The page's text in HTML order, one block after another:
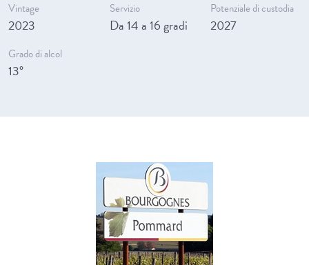
Vintage
2023
Servizio
Da 14 a 16 gradi
Potenziale di custodia
2027
Grado di alcol
13°